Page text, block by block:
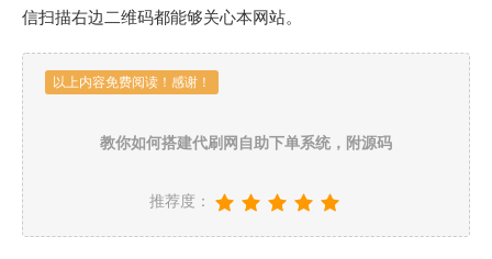
信扫描右边二维码都能够关心本网站。
以上内容免费阅读！感谢！
教你如何搭建代刷网自助下单系统，附源码
推荐度：